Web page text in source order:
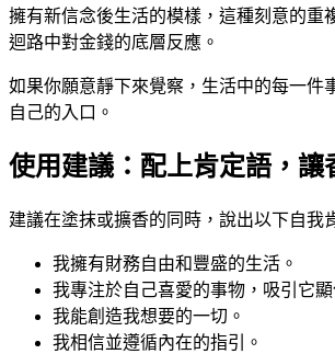
擁有新信念後生活的模樣，這種刻意的重
迴路中對金錢的底層反應。
如果你願意靜下來覺察，生活中的每一件
自己的入口。
使用建議：配上肯定語，讓
建議在塗抹或擴香的同時，說出以下自我
我擁有財務自由和豐盛的生活。
我專注於自己喜愛的事物，吸引它顯
我能創造我想要的一切。
我相信並遵循內在的指引。